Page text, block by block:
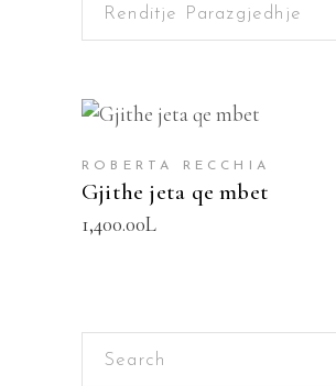
Renditje Parazgjedhje
SHTOJE NË
ROBERTA RECCHIA
Gjithe jeta qe mbet
1,400.00L
Search